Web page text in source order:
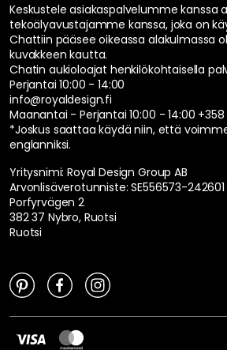
Keskustele asiakaspalvelumme kanssa
tekoälyavustajamme kanssa, joka on
Chattiin pääsee oikeassa alakulmassa
kuvakkeen kautta.
Chatin aukioloajat henkilökohtaisella
Perjantai 10:00 - 14:00
info@royaldesign.fi
Maanantai - Perjantai 10:00 - 14:00
*Joskus saattaa käydä niin, että
englanniksi.
Yritysnimi: Royal Design Group AB
Arvonlisäverotunniste: SE556573-242601
Porfyrvägen 2
382 37 Nybro, Ruotsi
Ruotsi